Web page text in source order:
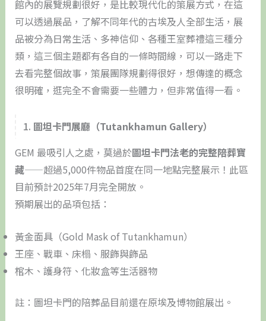
館內的展覽規劃很好，是比較現代化的策展方式，在這
可以透過展品，了解不同年代的古埃及人全部生活，展
品被分為日常生活、多神信仰、各種王室葬禮這三種分
類，這三個主題都有各自的一條時間線，可以一路走下
去看完整個故事，策展團隊規劃得很好，想傳達的概念
很明確，逛完全不會需要一些體力，但非常值得一看。
1. 圖坦卡門展廳（Tutankhamun Gallery）
GEM 最吸引人之處，莫過於圖坦卡門法老的完整陪葬寶
藏——超過5,000件物品首度在同一地點完整展示！此區
目前預計2025年7月完全開放。
預期展出的品項包括：
黃金面具（Gold Mask of Tutankhamun）
王座、戰車、床榻、服飾與飾品
棺木、護身符、化妝盒等生活器物
註：圖坦卡門的陪葬品目前還在原埃及博物館展出。